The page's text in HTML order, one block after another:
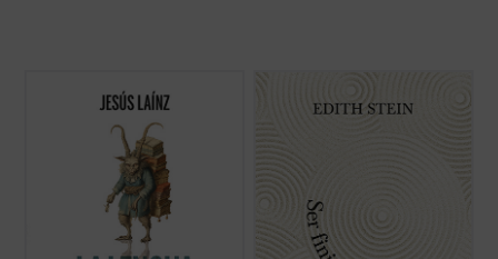
ocurrencias en el uso cotidiano de la lengua
historia, manipulaciones de los incansables
separatistas, ridiculeces de políticos y
otros pedantes... Y lo más grave: ...
filosófica de Stein, un diálogo entre Edmund
Husserl y santo Tomás de Aquino que se
Duns Escoto, etc. Este ensayo lleva la